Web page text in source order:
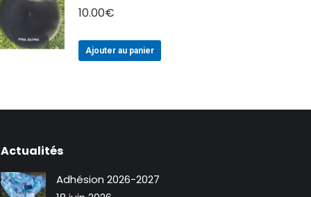
10.00€
Ajouter au panier
Actualités
Adhésion 2026-2027